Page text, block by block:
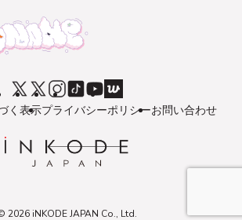
く表示プライバシーポリシーお問い合わせ
2026 iNKODE JAPAN Co., Ltd.